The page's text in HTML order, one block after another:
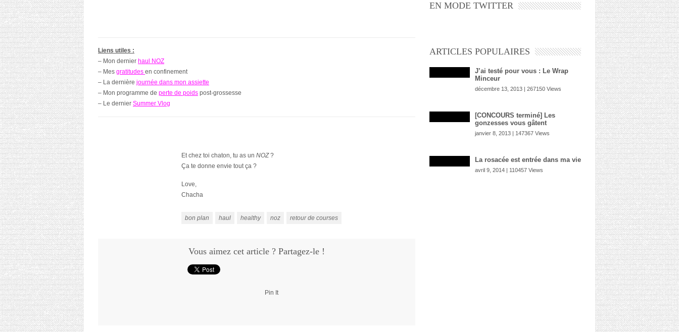
Liens utiles :
– Mon dernier haul NOZ
– Mes gratitudes en confinement
– La dernière journée dans mon assiette
– Mon programme de perte de poids post-grossesse
– Le dernier Summer Vlog
Et chez toi chaton, tu as un NOZ?
Ça te donne envie tout ça ?
Love,
Chacha
bon plan haul healthy noz retour de courses
Vous aimez cet article ? Partagez-le !
Pin It
EN MODE TWITTER
ARTICLES POPULAIRES
J’ai testé pour vous : Le Wrap
Minceur
décembre 13, 2013 | 267150 Views
[CONCOURS terminé] Les
gonzesses vous gâtent
janvier 8, 2013 | 147367 Views
La rosacée est entrée dans ma vie
avril 9, 2014 | 110457 Views